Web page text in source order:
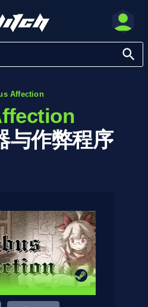
Affection
与作弊程序